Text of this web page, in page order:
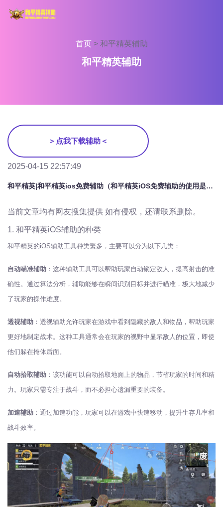
首页 > 和平精英辅助
和平精英辅助
＞点我下载辅助＜
2025-04-15 22:57:49
和平精英|和平精英ios免费辅助（和平精英iOS免费辅助的使用是否会影响游戏的公平性？）
当前文章均有网友搜集提供 如有侵权，还请联系删除。
1. 和平精英iOS辅助的种类
和平精英的iOS辅助工具种类繁多，主要可以分为以下几类：
自动瞄准辅助 ：这种辅助工具可以帮助玩家自动锁定敌人，提高射击的准
确性。通过算法分析，辅助能够在瞬间识别目标并进行瞄准，极大地减少
了玩家的操作难度。
透视辅助 ：透视辅助允许玩家在游戏中看到隐藏的敌人和物品，帮助玩家
更好地制定战术。这种工具通常会在玩家的视野中显示敌人的位置，即使
他们躲在掩体后面。
自动拾取辅助 ：该功能可以自动拾取地面上的物品，节省玩家的时间和精
力。玩家只需专注于战斗，而不必担心遗漏重要的装备。
加速辅助 ：通过加速功能，玩家可以在游戏中快速移动，提升生存几率和
战斗效率。